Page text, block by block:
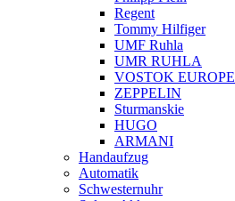
Regent
Tommy Hilfiger
UMF Ruhla
UMR RUHLA
VOSTOK EUROPE
ZEPPELIN
Sturmanskie
HUGO
ARMANI
Handaufzug
Automatik
Schwesternuhr